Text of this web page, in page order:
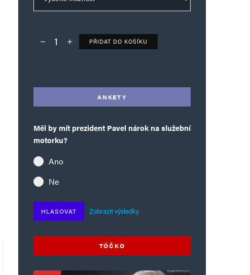
Deník TO – verze bez reklam množství
PŘIDAT DO KOŠÍKU
ANKETY
Měl by mít prezident Pavel nárok na služební
motorku?
Ano
Ne
HLASOVAT Zobrazit výsledky
TÓČKO